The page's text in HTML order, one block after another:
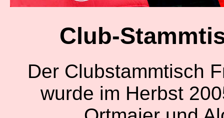
Club-
Der Clubstammtisch
wurde im Herbst